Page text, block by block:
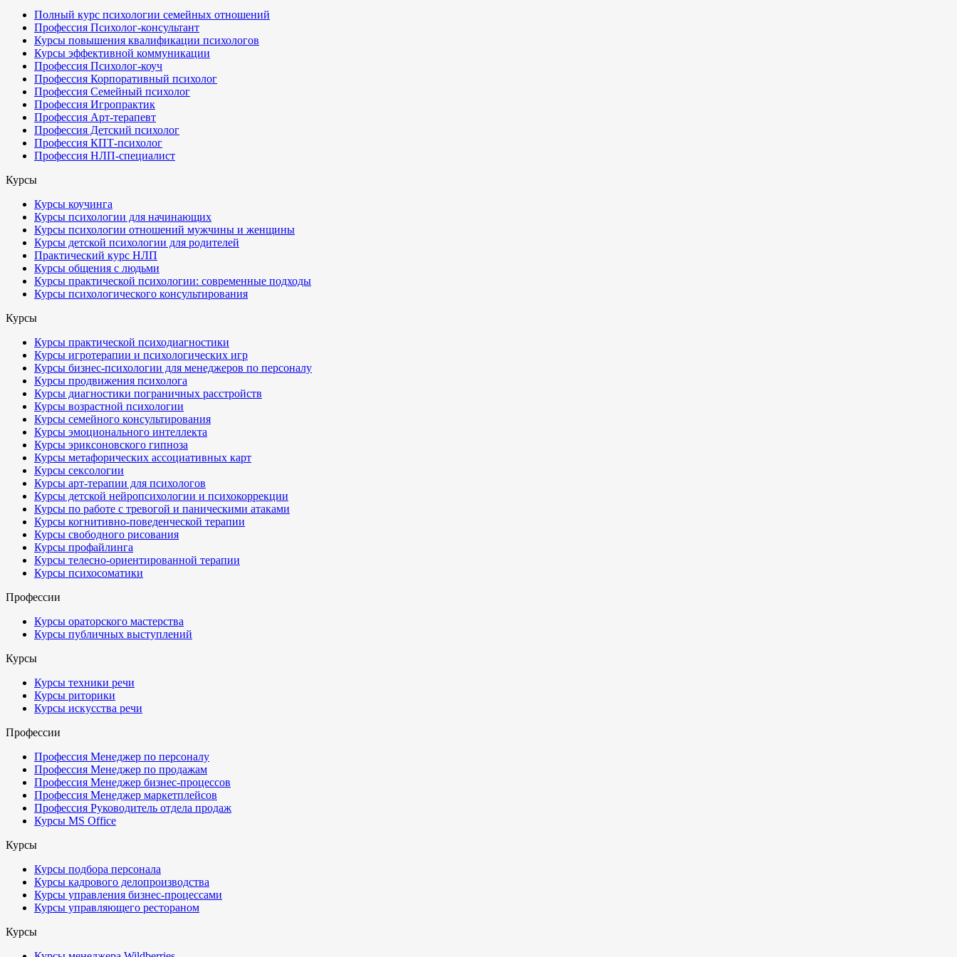
Полный курс психологии семейных отношений
Профессия Психолог-консультант
Курсы повышения квалификации психологов
Курсы эффективной коммуникации
Профессия Психолог-коуч
Профессия Корпоративный психолог
Профессия Семейный психолог
Профессия Игропрактик
Профессия Арт-терапевт
Профессия Детский психолог
Профессия КПТ-психолог
Профессия НЛП-специалист
Курсы
Курсы коучинга
Курсы психологии для начинающих
Курсы психологии отношений мужчины и женщины
Курсы детской психологии для родителей
Практический курс НЛП
Курсы общения с людьми
Курсы практической психологии: современные подходы
Курсы психологического консультирования
Курсы
Курсы практической психодиагностики
Курсы игротерапии и психологических игр
Курсы бизнес-психологии для менеджеров по персоналу
Курсы продвижения психолога
Курсы диагностики пограничных расстройств
Курсы возрастной психологии
Курсы семейного консультирования
Курсы эмоционального интеллекта
Курсы эриксоновского гипноза
Курсы метафорических ассоциативных карт
Курсы сексологии
Курсы арт-терапии для психологов
Курсы детской нейропсихологии и психокоррекции
Курсы по работе с тревогой и паническими атаками
Курсы когнитивно-поведенческой терапии
Курсы свободного рисования
Курсы профайлинга
Курсы телесно-ориентированной терапии
Курсы психосоматики
Профессии
Курсы ораторского мастерства
Курсы публичных выступлений
Курсы
Курсы техники речи
Курсы риторики
Курсы искусства речи
Профессии
Профессия Менеджер по персоналу
Профессия Менеджер по продажам
Профессия Менеджер бизнес-процессов
Профессия Менеджер маркетплейсов
Профессия Руководитель отдела продаж
Курсы MS Office
Курсы
Курсы подбора персонала
Курсы кадрового делопроизводства
Курсы управления бизнес-процессами
Курсы управляющего рестораном
Курсы